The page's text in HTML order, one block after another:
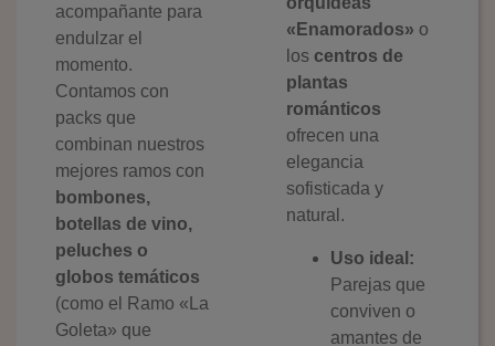
acompañante para
endulzar el
momento.
Contamos con
packs que
combinan nuestros
mejores ramos con
bombones,
botellas de vino,
peluches o
globos temáticos
(como el Ramo «La
Goleta» que
«Enamorados» o
los centros de
plantas
románticos
ofrecen una
elegancia
sofisticada y
natural.
Uso ideal:
Parejas que
conviven o
amantes de